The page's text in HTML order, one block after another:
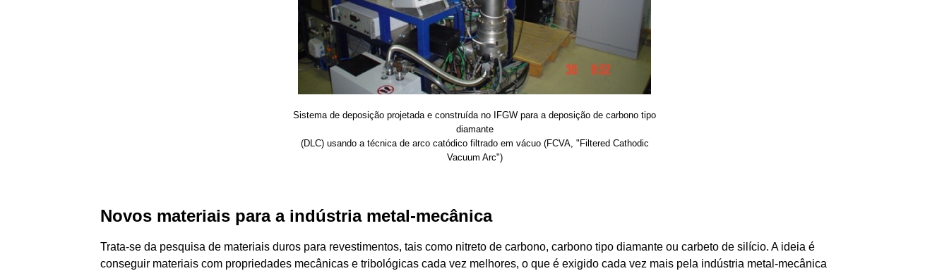
Sistema de deposição projetada e construída no IFGW para a deposição de carbono tipo
diamante
(DLC) usando a técnica de arco catódico filtrado em vácuo (FCVA, "Filtered Cathodic
Vacuum Arc")
Novos materiais para a indústria metal-mecânica
Trata-se da pesquisa de materiais duros para revestimentos, tais como nitreto de carbono, carbono tipo diamante ou carbeto de silício. A ideia é
conseguir materiais com propriedades mecânicas e tribológicas cada vez melhores, o que é exigido cada vez mais pela indústria metal-mecânica